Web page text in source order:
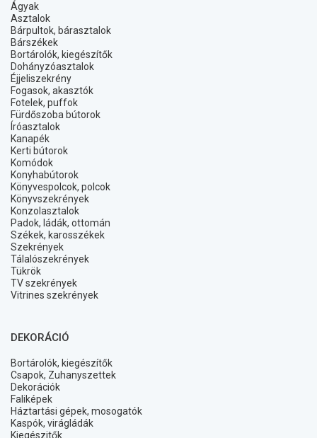
Ágyak
Asztalok
Bárpultok, bárasztalok
Bárszékek
Bortárolók, kiegészítők
Dohányzóasztalok
Éjjeliszekrény
Fogasok, akasztók
Fotelek, puffok
Fürdőszoba bútorok
Íróasztalok
Kanapék
Kerti bútorok
Komódok
Konyhabútorok
Könyvespolcok, polcok
Könyvszekrények
Konzolasztalok
Padok, ládák, ottomán
Székek, karosszékek
Szekrények
Tálalószekrények
Tükrök
TV szekrények
Vitrines szekrények
DEKORÁCIÓ
Bortárolók, kiegészítők
Csapok, Zuhanyszettek
Dekorációk
Faliképek
Háztartási gépek, mosogatók
Kaspók, virágládák
Kiegészitők